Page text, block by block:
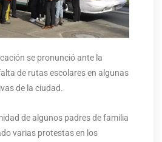
se pronunció ante la
de rutas escolares en algunas
de la ciudad.
de algunos padres de familia
varias protestas en los